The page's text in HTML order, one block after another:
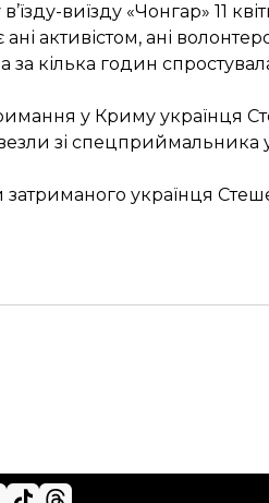
виїзду «Чонгар» 11
активістом, ані
кілька годин
у Криму українця
зі спецприймальника
українця